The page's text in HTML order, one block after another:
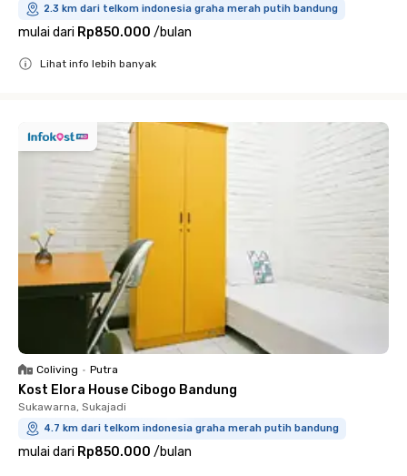
2.3 km dari telkom indonesia graha merah putih bandung
mulai dari Rp850.000 /bulan
Lihat info lebih banyak
Coliving • Putra
Kost Elora House Cibogo Bandung
Sukawarna, Sukajadi
4.7 km dari telkom indonesia graha merah putih bandung
mulai dari Rp850.000 /bulan